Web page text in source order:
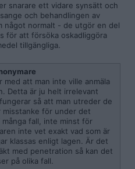
snarare ett vidare synsätt och
och behandlingen av
något normalt - de utgör en del
för att försöka oskadliggöra
tillgängliga.
att man inte ville anmäla
Detta är ju helt irrelevant
så att man utreder de
för under det
fall, inte minst för
inte vet exakt vad som är
klassas enligt lagen. Är det
med penetration så kan det
på olika fall.